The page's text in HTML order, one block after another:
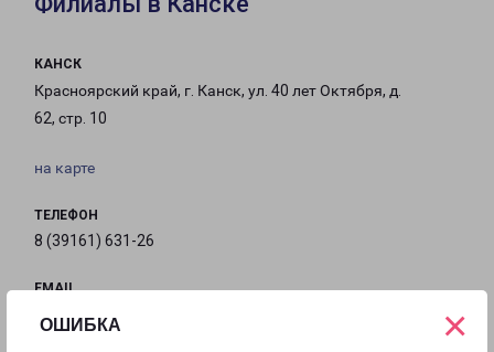
ОШИБКА ×
КАНСК
Красноярский край, г. Канск, ул. 40 лет Октября, д.
62, стр. 10
на карте
ТЕЛЕФОН
8 (39161) 631-26
EMAIL
kansk-fr@pecom.ru